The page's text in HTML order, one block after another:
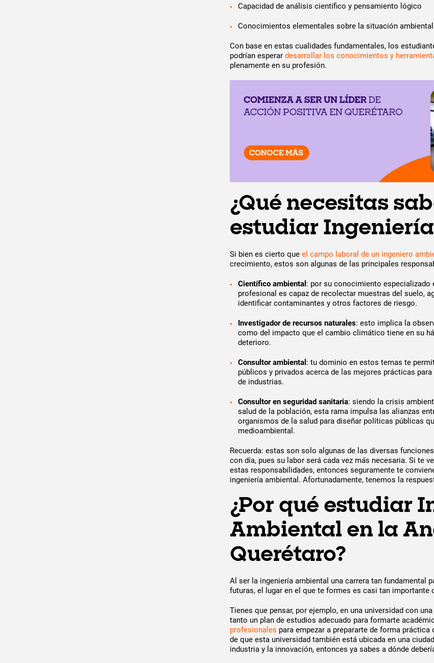
Capacidad de análisis científico y pensamiento lógico
Conocimientos elementales sobre la situación
Con base en estas cualidades fundamentales, los
podrían esperar desarrollar los conocimientos y
plenamente en su profesión.
¿Qué necesitas
estudiar
Si bien es cierto que el campo laboral de un ingeniero
crecimiento, estos son algunas de las principales
Científico ambiental: por su conocimiento
profesional es capaz de recolectar muestras del suelo,
identificar contaminantes y otros factores de riesgo.
Investigador de recursos naturales: esto implica la
como del impacto que el cambio climático tiene en su
deterioro.
Consultor ambiental: tu dominio en estos temas te
públicos y privados acerca de las mejores prácticas
de industrias.
Consultor en seguridad sanitaria: siendo la crisis
salud de la población, esta rama impulsa las alianzas
organismos de la salud para diseñar políticas públicas
medioambiental.
Recuerda: estas son solo algunas de las diversas
con día, pues su labor será cada vez más necesaria. Si te
estas responsabilidades, entonces seguramente te
ingeniería ambiental. Afortunadamente, tenemos la
¿Por qué estudiar
Ambiental en la
Querétaro?
Al ser la ingeniería ambiental una carrera tan fundamental
futuras, el lugar en el que te formes es casi tan importante
Tienes que pensar, por ejemplo, en una universidad con
tanto un plan de estudios adecuado para formarte
profesionales para empezar a prepararte de forma
de que esta universidad también está ubicada en una
industria y la innovación, entonces ya sabes a dónde